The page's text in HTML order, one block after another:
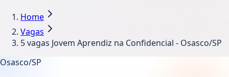
Home
Vagas
5 vagas Jovem Aprendiz na Confidencial - Osasco/SP
Osasco/SP